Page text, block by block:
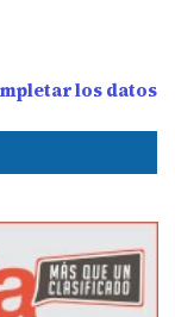
los datos